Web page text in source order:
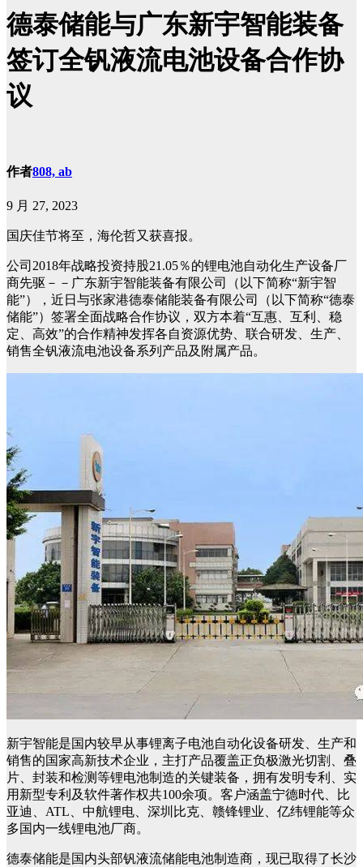
德泰储能与广东新宇智能装备
签订全钒液流电池设备合作协
议
作者808, ab
9 月 27, 2023
国庆佳节将至，海伦哲又获喜报。
公司 2018年战略投资持股21.05％的锂电池自动化生产设备厂
商先驱－－广东新宇智能装备有限公司（以下简称“新宇智
能”），近日与张家港德泰储能装备有限公司（以下简称“德泰
储能”）签署全面战略合作协议，双方本着“互惠、互利、稳
定、高效”的合作精神发挥各自资源优势、联合研发、生产、
销售全钒液流电池设备系列产品及附属产品。
新宇智能是国内较早从事锂离子电池自动化设备研发、生产和
销售的国家高新技术企业，主打产品覆盖正负极激光切割、叠
片、封装和检测等锂电池制造的关键装备，拥有发明专利、实
用新型专利及软件著作权共100余项。客户涵盖宁德时代、比
亚迪、 ATL、中航锂电、深圳比克、赣锋锂业、亿纬锂能等众
多国内一线锂电池厂商。
德泰储能是国内头部钒液流储能电池制造商，现已取得了长沙